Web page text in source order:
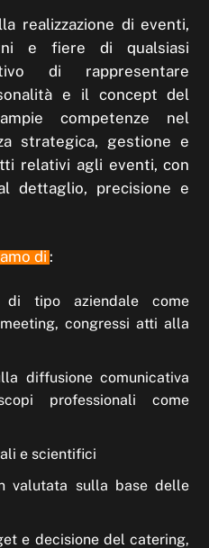
realizzazione di eventi,
e fiere di qualsiasi
di rappresentare
e il concept del
competenze nel
strategica, gestione e
relativi agli eventi, con
dettaglio, precisione e
di :
di tipo aziendale come
congressi atti alla
diffusione comunicativa
professionali come
e scientifici
valutata sulla base delle
e decisione del catering,